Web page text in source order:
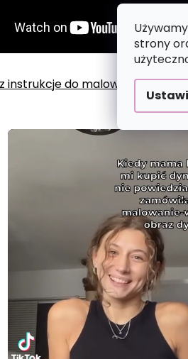
strony
instrukcje do malowania po